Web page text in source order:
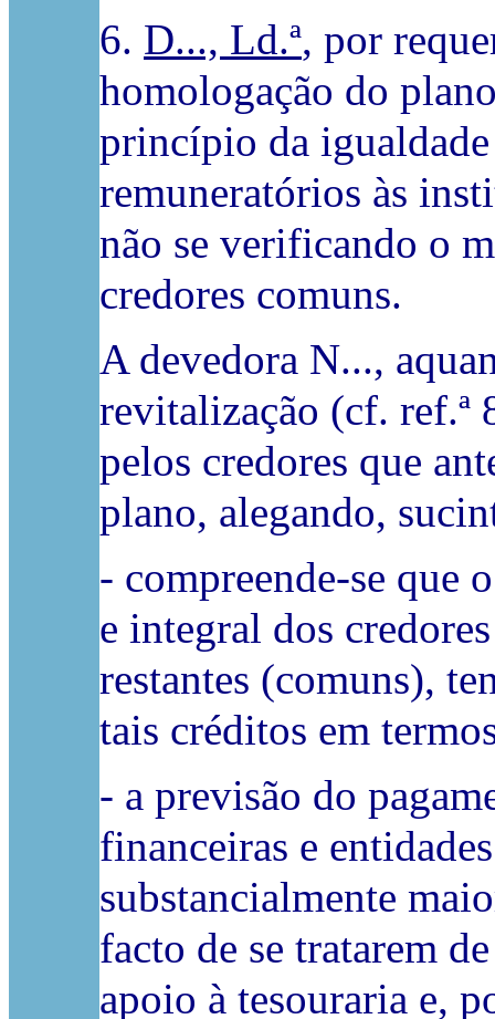
6. D..., Ld.ª, por
homologação do
princípio da
remuneratórios às
não se verificando o
credores comuns.
A devedora N...,
revitalização (cf. ref.ª
pelos credores que
plano, alegando,
- compreende-se que
e integral dos
restantes (comuns),
tais créditos em
- a previsão do
financeiras e
substancialmente
facto de se tratarem
apoio à tesouraria e,